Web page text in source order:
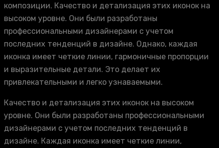
композиции. Качество и детализация этих иконок на
высоком уровне. Они были разработаны
профессиональными дизайнерами с учетом
последних тенденций в дизайне. Однако, каждая
иконка имеет четкие линии, гармоничные пропорции
и выразительные детали. Это делает их
привлекательными и легко узнаваемыми.
Качество и детализация этих иконок на высоком
уровне. Они были разработаны профессиональными
дизайнерами с учетом последних тенденций в
дизайне. Каждая иконка имеет четкие линии,